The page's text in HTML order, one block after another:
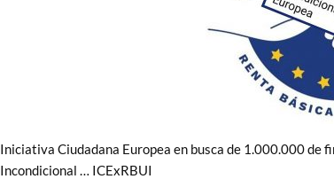
Iniciativa Ciudadana Europea en busca de 1.000.000 de
Incondicional … ICExRBUI